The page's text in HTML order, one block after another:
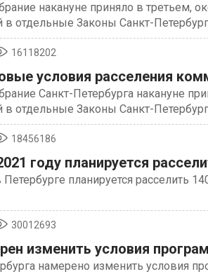
накануне приняло в третьем,
в отдельные Законы Санкт-
16118202
условия расселения
Санкт-Петербурга накануне
в отдельные Законы Санкт-
18456186
году планируется
планируется расселить
30012693
изменить условия
намерено изменить условия